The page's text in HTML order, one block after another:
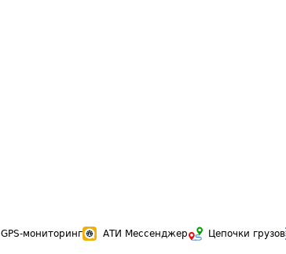
GPS-мониторинг АТИ Мессенджер Цепочки грузов